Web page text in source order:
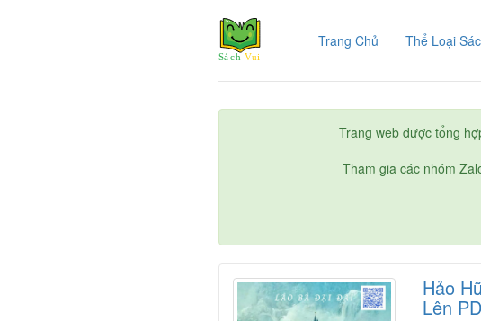
Trang Chủ (current)Thể Loại
Trang web được tổng
Tham gia các nhóm
Hảo
Lên